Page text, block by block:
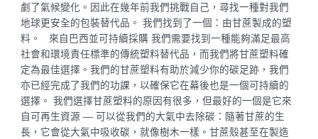
劇了氣候變化。因此在幾年前我們挑戰自己，尋找一種對我們
地球更安全的包裝替代品。 我們找到了一個：由甘蔗製成的塑
料。 來自巴西並可持續採購 我們需要找到一種能夠滿足最高
社會和環境責任標準的傳統塑料替代品，而我們將甘蔗塑料確
定為最佳選擇。我們的甘蔗塑料有助於減少你的碳足跡，我們
亦已經完成了我們的功課，以確保它在幕後也是一個可持續的
選擇。 我們選擇甘蔗塑料的原因有很多，但最好的一個是它來
自可再生資源 — 可以從我們的大氣中去除碳：隨著甘蔗的生
長，它會從大氣中吸收碳，就像樹木一樣。甘蔗殼甚至在製造